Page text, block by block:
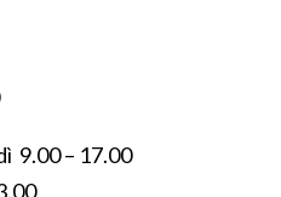
9.00 – 17.00